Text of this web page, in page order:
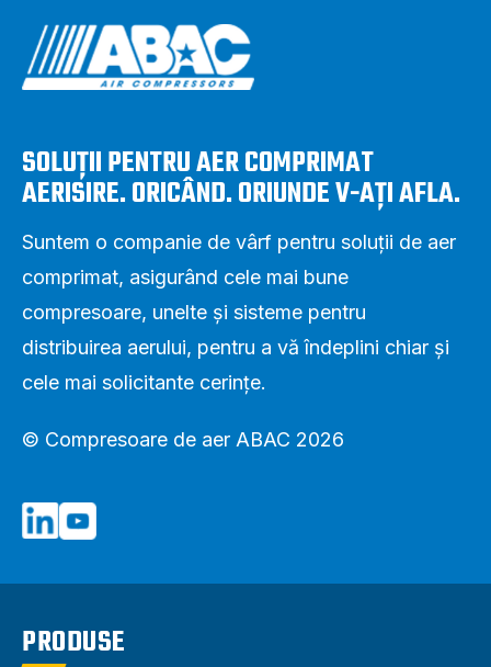
SOLUȚII PENTRU AER COMPRIMAT
AERISIRE. ORICÂND. ORIUNDE V-AȚI AFLA.
Suntem o companie de vârf pentru soluții de aer
comprimat, asigurând cele mai bune
compresoare, unelte și sisteme pentru
distribuirea aerului, pentru a vă îndeplini chiar și
cele mai solicitante cerințe.
© Compresoare de aer ABAC 2026
PRODUSE